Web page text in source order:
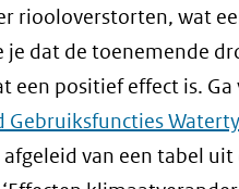
riooloverstorten, wat
je dat de toenemende
positief effect is. Ga
Gebruiksfuncties
van een tabel